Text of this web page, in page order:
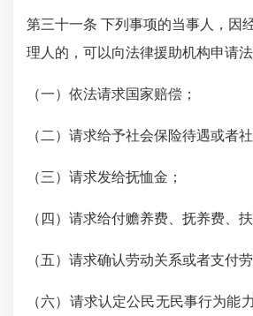
第三十一条 下列事项的当事人，因
理人的，可以向法律援助机构申请法
（一）依法请求国家赔偿；
（二）请求给予社会保险待遇或者
（三）请求发给抚恤金；
（四）请求给付赡养费、抚养费、扶
（五）请求确认劳动关系或者支付
（六）请求认定公民无民事行为能